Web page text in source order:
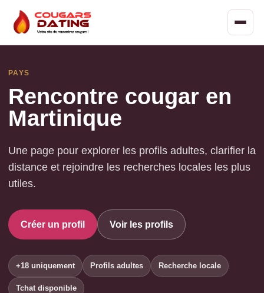
PAYS
Rencontre cougar en
Martinique
Une page pour explorer les profils adultes, clarifier la
distance et rejoindre les recherches locales les plus
utiles.
Créer un profil Voir les profils
+18 uniquement Profils adultes Recherche locale
Tchat disponible